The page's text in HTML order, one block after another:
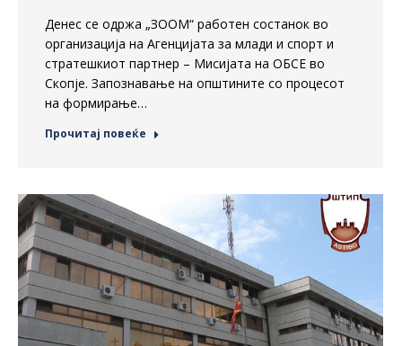
Денес се одржа „ЗООМ“ работен состанок во
организација на Агенцијата за млади и спорт и
стратешкиот партнер – Мисијата на ОБСЕ во
Скопје. Запознавање на општините со процесот
на формирање…
Прочитај повеќе